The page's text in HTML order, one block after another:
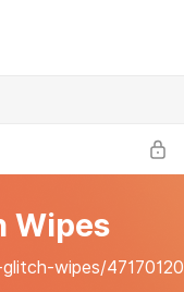
Wipes
wipes/47170120